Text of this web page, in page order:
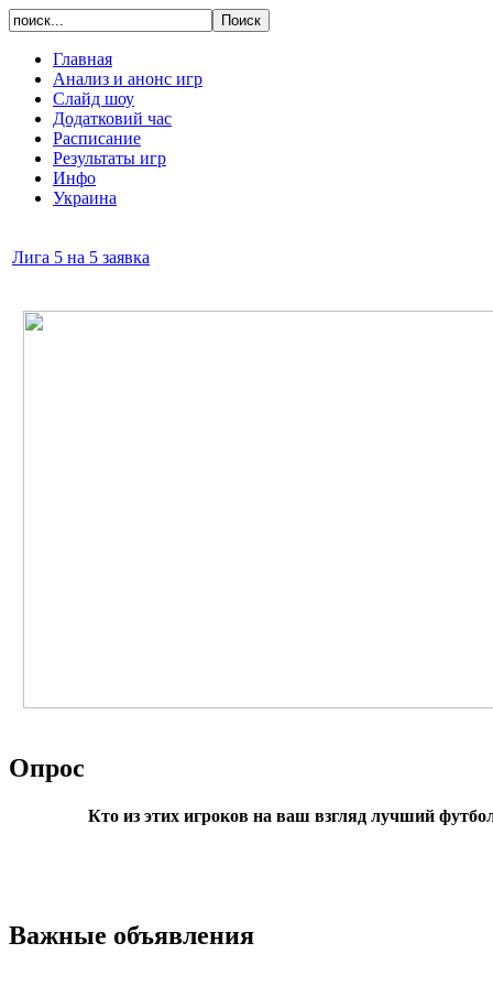
Главная
Анализ и анонс игр
Слайд шоу
Додатковий час
Расписание
Результаты игр
Инфо
Украина
Лига 5 на 5 заявка
Опрос
Кто из этих игроков на ваш взгляд лучший
Важные объявления